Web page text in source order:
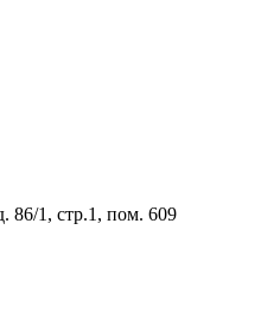
86/1, стр.1, пом. 609